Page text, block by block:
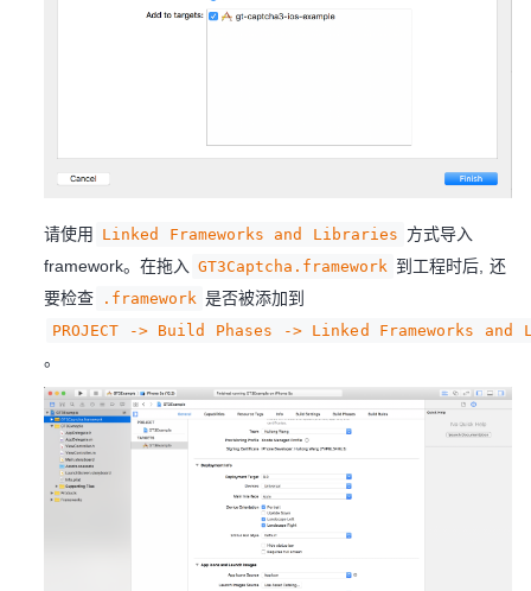
请使用 Linked Frameworks and Libraries 方式导入
framework。在拖入 GT3Captcha.framework 到工程时后, 还
要检查
.framework 是否被添加到
PROJECT -> Build Phases -> Linked Frameworks
。